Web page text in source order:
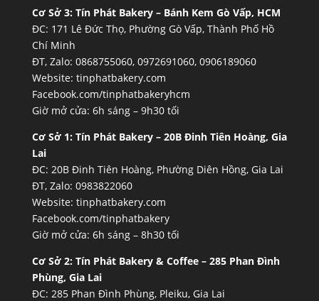
Cơ Sở 3: Tín Phát Bakery – Bánh Kem Gò Vấp, HCM
ĐC: 171 Lê Đức Thọ, Phường Gò Vấp, Thành Phố Hồ
Chí Minh
ĐT, Zalo: 0868755060, 0972691060, 0906189060
Website: tinphatbakery.com
Facebook.com/tinphatbakeryhcm
Giờ mở cửa: 6h sáng – 9h30 tối
Cơ Sở 1: Tín Phát Bakery – 20B Đinh Tiên Hoàng, Gia
Lai
ĐC: 20B Đinh Tiên Hoàng, Phường Diên Hồng, Gia Lai
ĐT, Zalo: 0983822060
Website: tinphatbakery.com
Facebook.com/tinphatbakery
Giờ mở cửa: 6h sáng – 8h30 tối
Cơ Sở 2: Tín Phát Bakery & Coffee – 285 Phan Đình
Phùng, Gia Lai
ĐC: 285 Phan Đình Phùng, Pleiku, Gia Lai